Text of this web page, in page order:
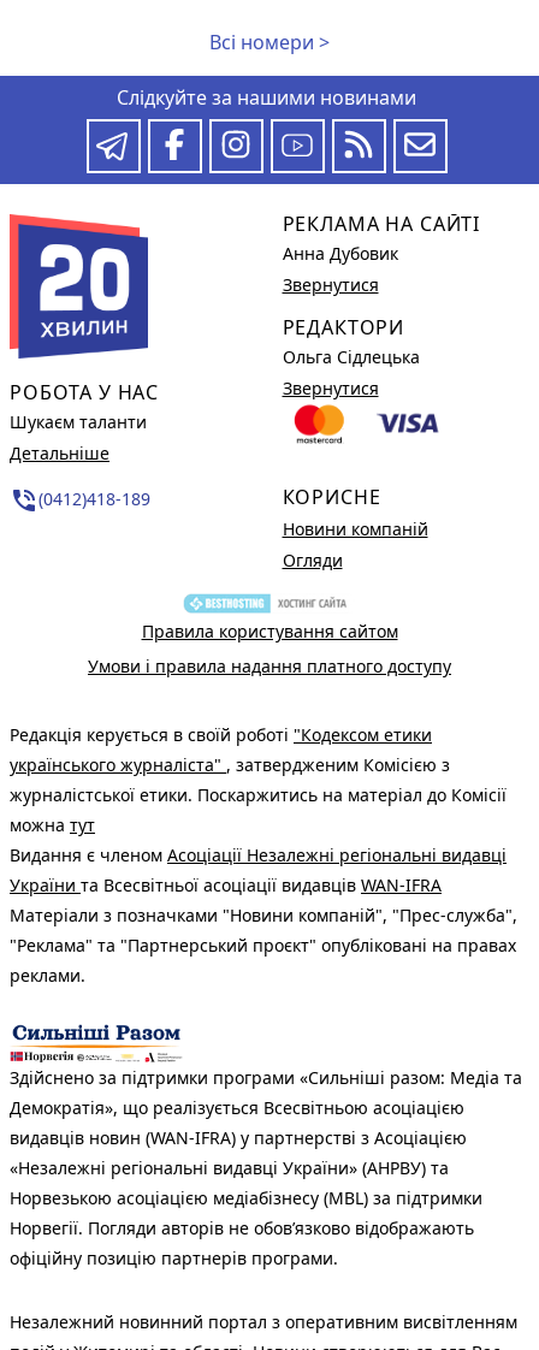
Всі номери >
Слідкуйте за нашими новинами
РОБОТА У НАС
Шукаєм таланти
Детальніше
phone_in_talk(0412)418-189
РЕКЛАМА НА САЙТІ
Анна Дубовик
Звернутися
РЕДАКТОРИ
Ольга Сідлецька
Звернутися
КОРИСНЕ
Новини компаній
Огляди
Правила користування сайтом
Умови і правила надання платного доступу
Редакція керується в своїй роботі "Кодексом етики
українського журналіста" , затвердженим Комісією з
журналістської етики. Поскаржитись на матеріал до Комісії
можна тут
Видання є членом Асоціації Незалежні регіональні видавці
України та Всесвітньої асоціації видавців WAN-IFRA
Матеріали з позначками "Новини компаній", "Прес-служба",
"Реклама" та "Партнерський проєкт" опубліковані на правах
реклами.
Здійснено за підтримки програми «Сильніші разом: Медіа та
Демократія», що реалізується Всесвітньою асоціацією
видавців новин (WAN-IFRA) у партнерстві з Асоціацією
«Незалежні регіональні видавці України» (АНРВУ) та
Норвезькою асоціацією медіабізнесу (MBL) за підтримки
Норвегії. Погляди авторів не обов’язково відображають
офіційну позицію партнерів програми.
Незалежний новинний портал з оперативним висвітленням